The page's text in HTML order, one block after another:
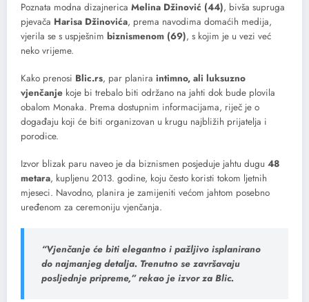
Poznata modna dizajnerica Melina Džinović (44), bivša supruga
pjevača Harisa Džinovića, prema navodima domaćih medija,
vjerila se s uspješnim biznismenom (69), s kojim je u vezi već
neko vrijeme.
Kako prenosi Blic.rs, par planira intimno, ali luksuzno
vjenčanje koje bi trebalo biti održano na jahti dok bude plovila
obalom Monaka. Prema dostupnim informacijama, riječ je o
događaju koji će biti organizovan u krugu najbližih prijatelja i
porodice.
Izvor blizak paru naveo je da biznismen posjeduje jahtu dugu 48
metara, kupljenu 2013. godine, koju često koristi tokom ljetnih
mjeseci. Navodno, planira je zamijeniti većom jahtom posebno
uređenom za ceremoniju vjenčanja.
“Vjenčanje će biti elegantno i pažljivo isplanirano
do najmanjeg detalja. Trenutno se završavaju
posljednje pripreme,” rekao je izvor za Blic.